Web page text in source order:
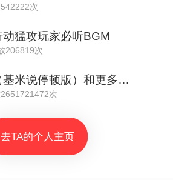
次
猛攻玩家必听BGM
206819次
伯虎说（基米说停顿版）和更多好听的|华语私人雷达
次
去TA的个人主页